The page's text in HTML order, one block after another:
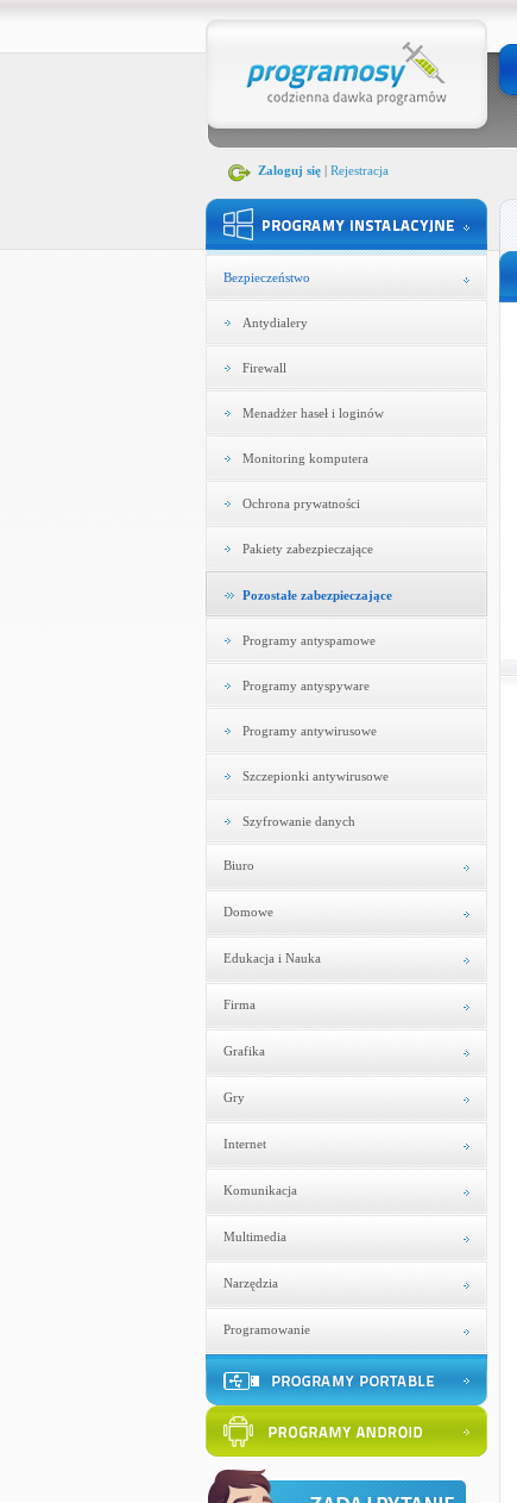
Zaloguj się| Rejestracja
Bezpieczeństwo
Antydialery
Firewall
Menadżer haseł i loginów
Monitoring komputera
Ochrona prywatności
Pakiety zabezpieczające
Pozostałe zabezpieczające
Programy antyspamowe
Programy antyspyware
Programy antywirusowe
Szczepionki antywirusowe
Szyfrowanie danych
Biuro
Domowe
Edukacja i Nauka
Firma
Grafika
Gry
Internet
Komunikacja
Multimedia
Narzędzia
Programowanie